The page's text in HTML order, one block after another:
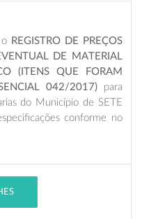
REGISTRO DE PREÇOS
DE MATERIAL
(ITENS QUE FORAM
042/2017) para
do Município de SETE
conforme no